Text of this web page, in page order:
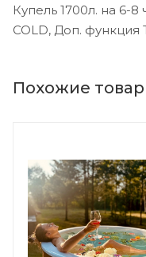
Купель 1700л. на 6-8
COLD, Доп.
Похожие